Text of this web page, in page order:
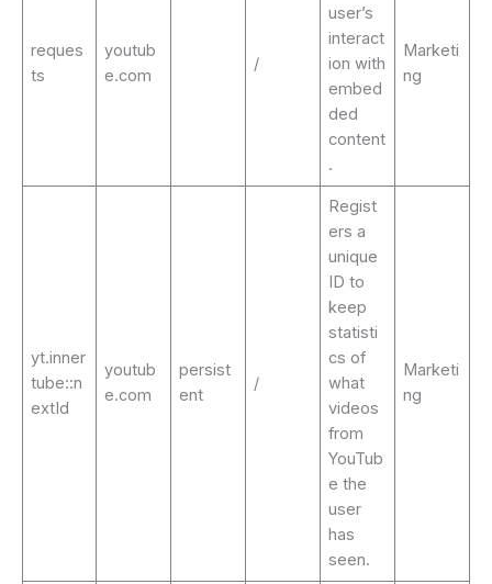
reques
ts
youtub
e.com
/
user’s
interact
ion with
embed
ded
content
.
Marketi
ng
yt.inner
tube::n
extId
youtub
e.com
persist
ent
/
Regist
ers a
unique
ID to
keep
statisti
cs of
what
videos
from
YouTub
e the
user
has
seen.
Marketi
ng